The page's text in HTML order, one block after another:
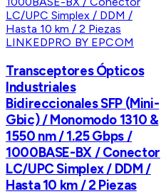
LINKEDPRO BY EPCOM
Transceptores Ópticos
Industriales
Bidireccionales SFP (Mini-
Gbic) / Monomodo 1310 &
1550 nm / 1.25 Gbps /
1000BASE-BX / Conector
LC/UPC Simplex / DDM /
Hasta 10 km / 2 Piezas